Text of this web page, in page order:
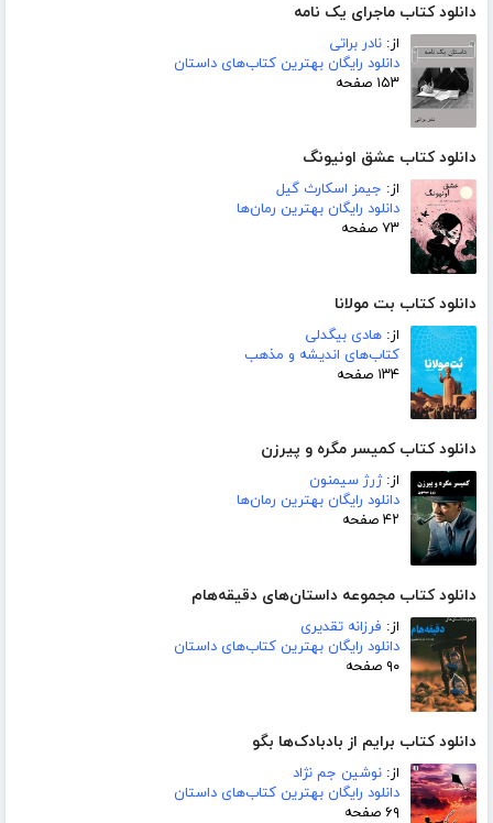
دانلود کتاب ماجرای یک نامه
از: نادر براتی
دانلود رایگان بهترین کتاب‌های داستان
۱۵۳ صفحه
دانلود کتاب عشق اونیونگ
از: جیمز اسکارث گیل
دانلود رایگان بهترین رمان‌ها
۷۳ صفحه
دانلود کتاب بت مولانا
از: هادی بیگدلی
کتاب‌های اندیشه و مذهب
۱۳۴ صفحه
دانلود کتاب کمیسر مگره و پیرزن
از:ژرژ سیمنون
دانلود رایگان بهترین رمان‌ها
۴۲ صفحه
دانلود کتاب مجموعه داستان‌های دقیقه‌هام
از: فرزانه تقدیری
دانلود رایگان بهترین کتاب‌های داستان
۹۰ صفحه
دانلود کتاب برایم از بادبادک‌ها بگو
از: نوشین جم نژاد
دانلود رایگان بهترین کتاب‌های داستان
۶۹ صفحه